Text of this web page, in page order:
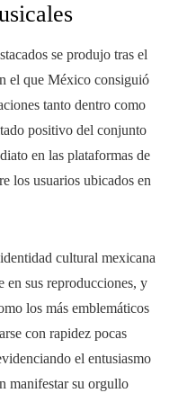
se produjo tras el
el que México consiguió
tanto dentro como
positivo del conjunto
en las plataformas de
los usuarios ubicados en
cultural mexicana
en sus reproducciones, y
los más emblemáticos
con rapidez pocas
el entusiasmo
manifestar su orgullo